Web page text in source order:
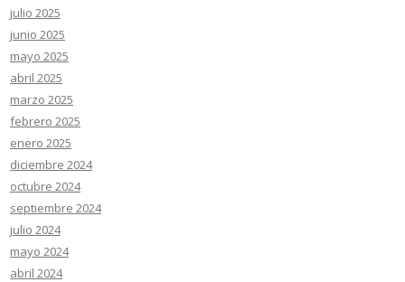
julio 2025
junio 2025
mayo 2025
abril 2025
marzo 2025
febrero 2025
enero 2025
diciembre 2024
octubre 2024
septiembre 2024
julio 2024
mayo 2024
abril 2024